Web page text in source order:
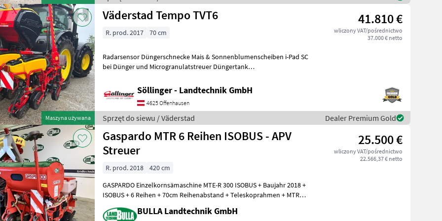
Maszyna używana
Väderstad Tempo TVT6 41.810 €
wliczony VAT/pośrednictwo
37.000 € netto
R. prod. 2017 70 cm
Radarsensor Düngerschnecke Mais & Sonnenblumenscheiben i-Pad SC
bei Dünger und Microgranulatstreuer Düngertank
Söllinger - Landtechnik GmbH
4625 Offenhausen
Sprzęt do siewu / Väderstad Dealer Premium Gold
Gaspardo MTR 6 Reihen ISOBUS - APV
Streuer
25.500 €
wliczony VAT/pośrednictwo
22.566,37 € netto
R. prod. 2018
420 cm
GASPARDO Einzelkornsämaschine MTE-R 300 ISOBUS + Baujahr 2018 +
ISOBUS + 6 Reihen + 70cm Reihenabstand + Teleskoprahmen + MTR
BULLA Landtechnik GmbH